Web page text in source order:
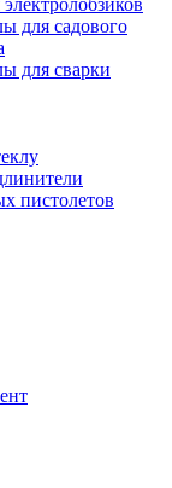
для садового
для сварки
пистолетов